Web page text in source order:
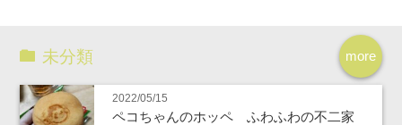
more
未分類
2022/05/15
ペコちゃんのホッペ ふわふわの不二家